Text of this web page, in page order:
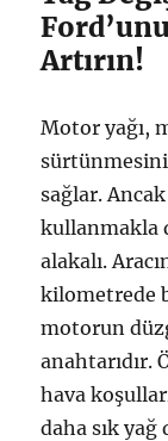
Artırın!
Motor yağı,
sürtünmesini
sağlar.
kullanmakla
alakalı.
kilometrede
motorun
anahtarıdır.
hava
daha sık